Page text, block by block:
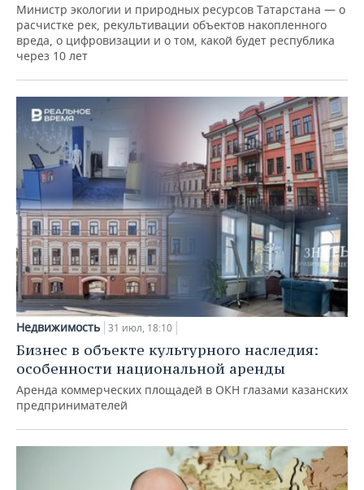
Министр экологии и природных ресурсов Татарстана — о
расчистке рек, рекультивации объектов накопленного
вреда, о цифровизации и о том, какой будет республика
через 10 лет
Недвижимость 31 июл, 18:10
Бизнес в объекте культурного наследия:
особенности национальной аренды
Аренда коммерческих площадей в ОКН глазами казанских
предпринимателей